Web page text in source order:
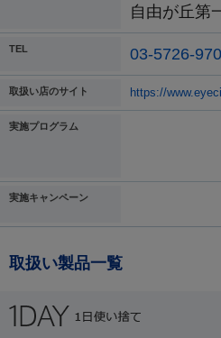
自由が丘第
TEL 03-5726-
取扱い店のサイト https://
実施プログラム
実施キャンペーン
取扱い製品一覧